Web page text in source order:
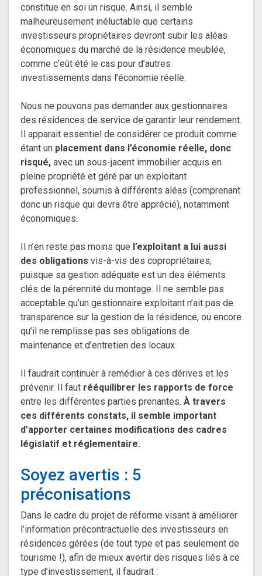
constitue en soi un risque. Ainsi, il semble
malheureusement inéluctable que certains
investisseurs propriétaires devront subir les aléas
économiques du marché de la résidence meublée,
comme c’eût été le cas pour d’autres
investissements dans l’économie réelle.
Nous ne pouvons pas demander aux gestionnaires
des résidences de service de garantir leur rendement.
Il apparait essentiel de considérer ce produit comme
étant un placement dans l’économie réelle, donc
risqué, avec un sous-jacent immobilier acquis en
pleine propriété et géré par un exploitant
professionnel, soumis à différents aléas (comprenant
donc un risque qui devra être apprécié), notamment
économiques.
Il n’en reste pas moins que l’exploitant a lui aussi
des obligations vis-à-vis des copropriétaires,
puisque sa gestion adéquate est un des éléments
clés de la pérennité du montage. Il ne semble pas
acceptable qu’un gestionnaire exploitant n’ait pas de
transparence sur la gestion de la résidence, ou encore
qu’il ne remplisse pas ses obligations de
maintenance et d’entretien des locaux.
Il faudrait continuer à remédier à ces dérives et les
prévenir. Il faut rééquilibrer les rapports de force
entre les différentes parties prenantes. À travers
ces différents constats, il semble important
d’apporter certaines modifications des cadres
législatif et réglementaire.
Soyez avertis : 5
préconisations
Dans le cadre du projet de réforme visant à améliorer
l’information précontractuelle des investisseurs en
résidences gérées (de tout type et pas seulement de
tourisme !), afin de mieux avertir des risques liés à ce
type d’investissement, il faudrait :